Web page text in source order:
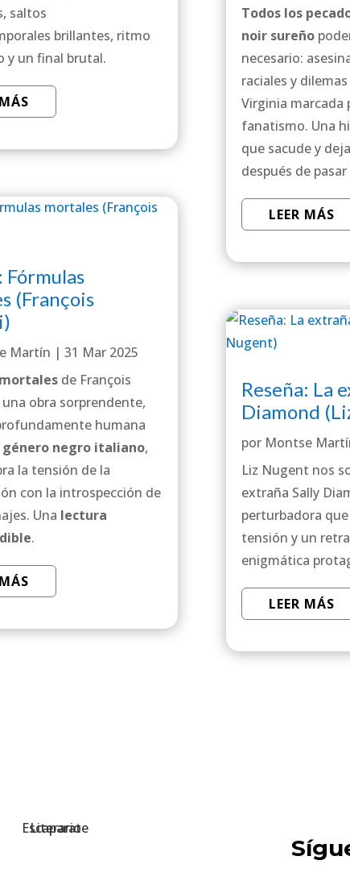
saltos
brillantes, ritmo
y un final brutal.
Fórmulas
(François
Martín | 31 Mar 2025
de François
obra sorprendente,
humana
género negro italiano,
la tensión de la
con la introspección de
Una lectura
.
Todos los
noir sureño
necesario:
raciales y
Virginia marcada
fanatismo. Una
que sacude y
después de
LEER MÁS
Reseña: La
Diamond
por Montse
Liz Nugent nos
extraña Sally
perturbadora
tensión y un
enigmática
LEER MÁS